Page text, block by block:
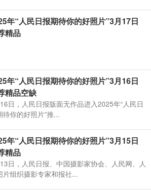
年“人民日报期待你的好照片”3月17日
精品
年“人民日报期待你的好照片”3月16日
精品空缺
日，人民日报版面无作品进入2025年“人民日
待你的好照片”推...
年“人民日报期待你的好照片”3月15日
精品
日，人民日报、中国摄影家协会、人民网、人
片组织摄影专家和报社...